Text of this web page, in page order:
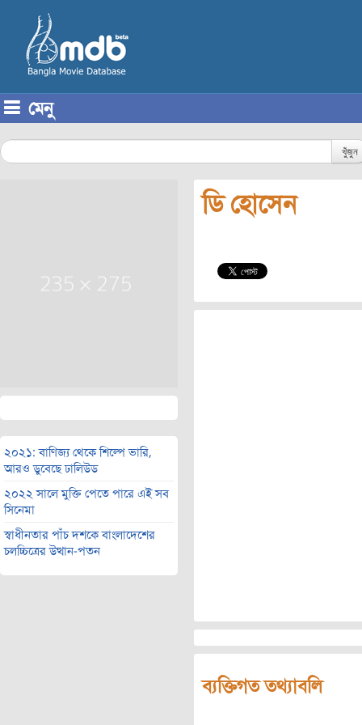
মেনু
খুঁজুন
২০২১: বাণিজ্য থেকে শিল্পে ভারি,
আরও ডুবেছে ঢালিউড
২০২২ সালে মুক্তি পেতে পারে এই সব
সিনেমা
স্বাধীনতার পাঁচ দশকে বাংলাদেশের
চলচ্চিত্রের উত্থান-পতন
ডি হোসেন
ব্যক্তিগত তথ্যাবলি